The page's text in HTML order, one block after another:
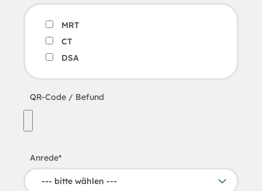
MRT
CT
DSA
QR-Code / Befund
Anrede*